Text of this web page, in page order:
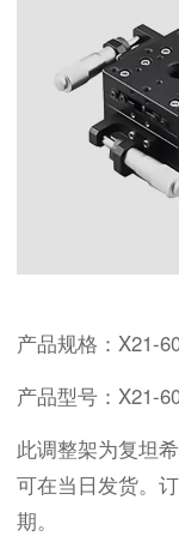
产品规格：X21-
产品型号：X21-
此调整架为复坦
可在当日发货。
期。